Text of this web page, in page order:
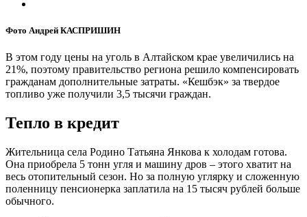
Фото Андрей КАСПРИШИН
В этом году цены на уголь в Алтайском крае увеличились на
21%, поэтому правительство региона решило компенсировать
гражданам дополнительные затраты. «Кешбэк» за твердое
топливо уже получили 3,5 тысячи граждан.
Тепло в кредит
Жительница села Родино Татьяна Янкова к холодам готова.
Она приобрела 5 тонн угля и машину дров – этого хватит на
весь отопительный сезон. Но за полную углярку и сложенную
поленницу пенсионерка заплатила на 15 тысяч рублей больше
обычного.